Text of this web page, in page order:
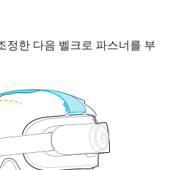
정한 다음 벨크로 파스너를 부